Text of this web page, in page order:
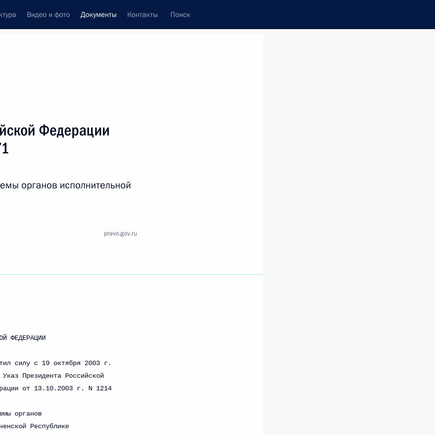
Видео и фото Документы Контакты Поиск
г. № 259-ФЗ
Федерации»
г. № 265-ФЗ
Федерации
органов исполнительной
pravo.gov.ru